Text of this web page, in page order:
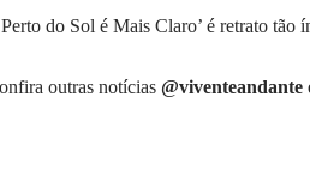
do Sol é Mais Claro’ é retrato tão
outras notícias @viventeandante